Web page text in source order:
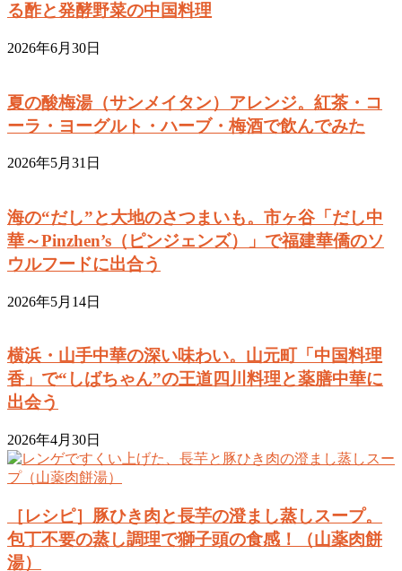
る酢と発酵野菜の中国料理
2026年6月30日
夏の酸梅湯（サンメイタン）アレンジ。紅茶・コ
ーラ・ヨーグルト・ハーブ・梅酒で飲んでみた
2026年5月31日
海の“だし”と大地のさつまいも。市ヶ谷「だし中
華～Pinzhen’s（ピンジェンズ）」で福建華僑のソ
ウルフードに出合う
2026年5月14日
横浜・山手中華の深い味わい。山元町「中国料理
香」で“しばちゃん”の王道四川料理と薬膳中華に
出会う
2026年4月30日
［レシピ］豚ひき肉と長芋の澄まし蒸しスープ。
包丁不要の蒸し調理で獅子頭の食感！（山薬肉餅
湯）